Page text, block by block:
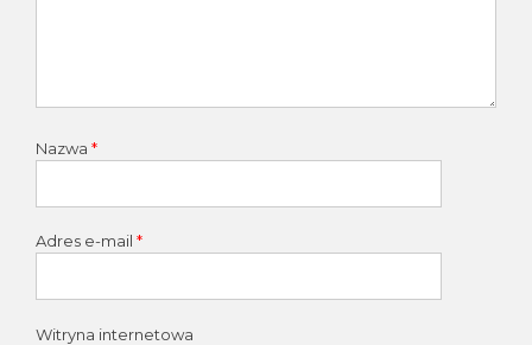
Nazwa *
Adres e-mail *
Witryna internetowa